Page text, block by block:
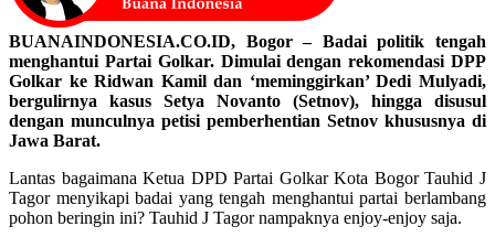
BUANAINDONESIA.CO.ID, Bogor – Badai politik tengah
menghantui Partai Golkar. Dimulai dengan rekomendasi DPP
Golkar ke Ridwan Kamil dan ‘meminggirkan’ Dedi Mulyadi,
bergulirnya kasus Setya Novanto (Setnov), hingga disusul
dengan munculnya petisi pemberhentian Setnov khususnya di
Jawa Barat.
Lantas bagaimana Ketua DPD Partai Golkar Kota Bogor Tauhid J
Tagor menyikapi badai yang tengah menghantui partai berlambang
pohon beringin ini? Tauhid J Tagor nampaknya enjoy-enjoy saja.